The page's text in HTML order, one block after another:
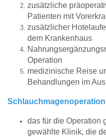
zusätzliche
Patienten mit
zusätzlicher
dem Krankenhaus
Operation
medizinische Reise
Behandlungen im
das für die Operation
gewählte Klinik, die